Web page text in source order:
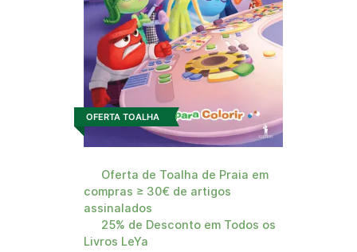
OFERTA TOALHA
Oferta de Toalha de Praia em
compras ≥ 30€ de artigos
assinalados
25% de Desconto em Todos os
Livros LeYa